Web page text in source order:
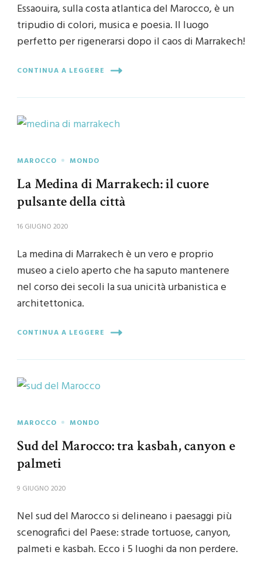
Essaouira, sulla costa atlantica del Marocco, è un
tripudio di colori, musica e poesia. Il luogo
perfetto per rigenerarsi dopo il caos di Marrakech!
CONTINUA A LEGGERE
MAROCCO MONDO
La Medina di Marrakech: il cuore
pulsante della città
16 GIUGNO 2020
La medina di Marrakech è un vero e proprio
museo a cielo aperto che ha saputo mantenere
nel corso dei secoli la sua unicità urbanistica e
architettonica.
CONTINUA A LEGGERE
MAROCCO MONDO
Sud del Marocco: tra kasbah, canyon e
palmeti
9 GIUGNO 2020
Nel sud del Marocco si delineano i paesaggi più
scenografici del Paese: strade tortuose, canyon,
palmeti e kasbah. Ecco i 5 luoghi da non perdere.